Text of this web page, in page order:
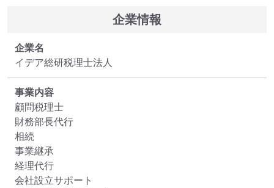
企業情報
企業名
イデア総研税理士法人
事業内容
顧問税理士
財務部長代行
相続
事業継承
経理代行
会社設立サポート